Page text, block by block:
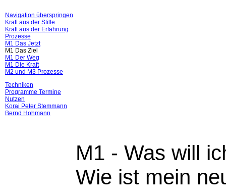
Navigation überspringen
Kraft aus der Stille
Kraft aus der Erfahrung
Prozesse
M1 Das Jetzt
M1 Das Ziel
M1 Der Weg
M1 Die Kraft
M2 und M3 Prozesse
Techniken
Programme Termine
Nutzen
Korai Peter Stemmann
Bernd Hohmann
M1 - Was will
Wie ist mein